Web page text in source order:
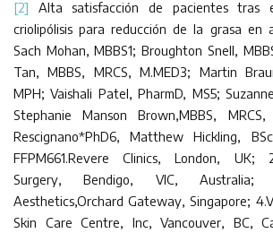
[2] Alta satisfacción de pacientes tras
criolipólisis para reducción de la grasa en
Sach Mohan, MBBS1; Broughton Snell,
Tan, MBBS, MRCS, M.MED3; Martin
MPH; Vaishali Patel, PharmD, MS5;
Stephanie Manson Brown,MBBS,
Rescignano*PhD6, Matthew Hickling,
FFPM661.Revere Clinics, London, UK;
Surgery, Bendigo, VIC, Australia;
Aesthetics,Orchard Gateway, Singapore;
Skin Care Centre, Inc, Vancouver, BC,